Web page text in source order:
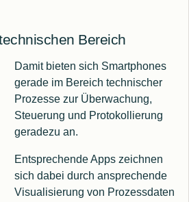
Bereich
Damit bieten sich Smartphones
gerade im Bereich technischer
Prozesse zur Überwachung,
Steuerung und Protokollierung
geradezu an.
Entsprechende Apps zeichnen
sich dabei durch ansprechende
Visualisierung von Prozessdaten